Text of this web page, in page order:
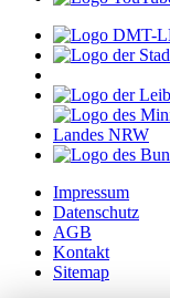
Impressum
Datenschutz
AGB
Kontakt
Sitemap